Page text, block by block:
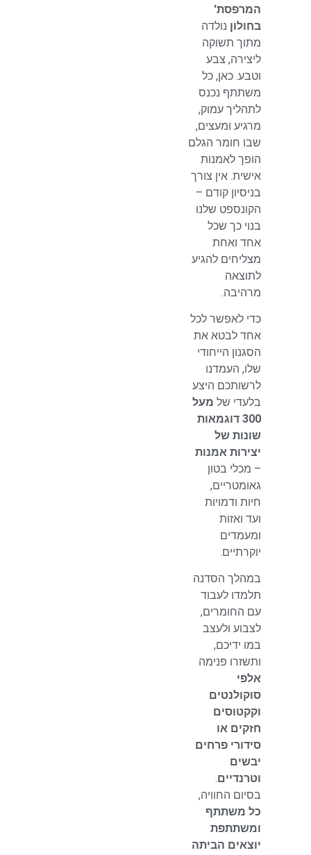
המרפסת'
בחולון נולדה
מתוך תשוקה
ליצירה, צבע
וטבע. כאן, כל
משתתף נכנס
לתהליך עמוק,
מרגיע ומעצים,
שבו חומר הגלם
הופך לאמנות
אישית. אין צורך
בניסיון קודם –
הקונספט שלנו
בנוי כך שכל
אחד ואחת
מצליחים להגיע
לתוצאה
מרהיבה.
כדי לאפשר לכל
אחד לבטא את
הסגנון הייחודי
שלו, העמדנו
לרשותכם היצע
בלעדי של מעל
300 דוגמאות
שונות של
יצירות אמנות
– מכלי בטון
גאומטריים,
חיות ודמויות
ועד ואזות
ומעמדים
יוקרתיים.
במהלך הסדנה
תלמדו לעבוד
עם החומרים,
לצבוע ולעצב
במו ידיכם,
ותשזרו פנימה
אלפי
סוקולנטים
וקקטוסים
חזקים או
סידורי פרחים
יבשים
וטרנדיים.
בסיום החוויה,
כל משתתף
ומשתתפת
יוצאים הביתה